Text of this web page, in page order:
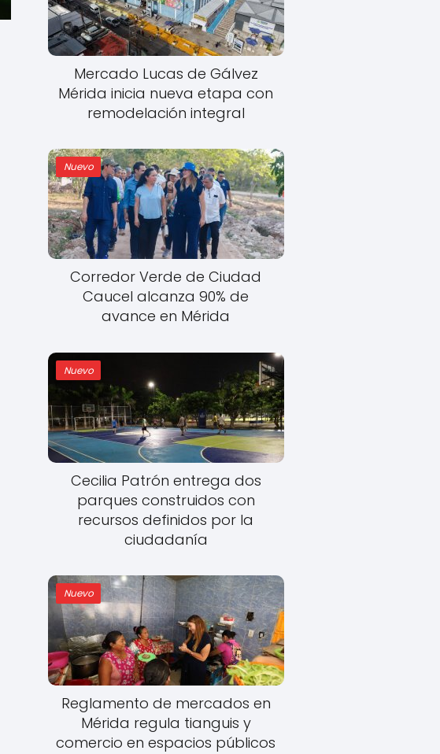
Mercado Lucas de Gálvez
Mérida inicia nueva etapa con
remodelación integral
Nuevo
Corredor Verde de Ciudad
Caucel alcanza 90% de
avance en Mérida
Nuevo
Cecilia Patrón entrega dos
parques construidos con
recursos definidos por la
ciudadanía
Nuevo
Reglamento de mercados en
Mérida regula tianguis y
comercio en espacios públicos